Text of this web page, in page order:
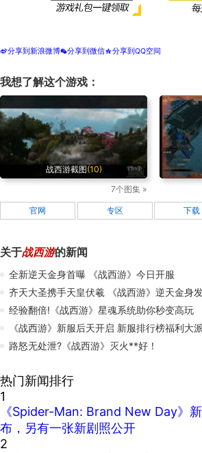
t分享到新浪微博w分享到微信z分享到QQ空间
我想了解这个游戏：
战西游截图(10)
7个图集 »
官网 专区 下载
关于战西游的新闻
全新逆天金身首曝 《战西游》今日开服
齐天大圣携手天皇伏羲 《战西游》逆天金身
经验翻倍!《战西游》星魂系统助你秒变高玩
《战西游》新服后天开启 新服排行榜福利大
路怒无处泄?《战西游》灭火**好！
热门新闻排行
1
《Spider-Man: Brand New Day》
布，另有一张新剧照公开
2